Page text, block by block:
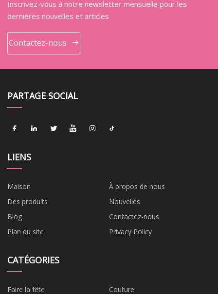
Inscrivez-vous à notre newsletter mensuelle pour les
dernières nouvelles et articles
Contactez-nous
PARTAGE SOCIAL
LIENS
Maison
À propos de nous
Des produits
Nouvelles
Blog
Contactez-nous
Plan du site
Privacy Policy
CATÉGORIES
Faire la fête
Couture